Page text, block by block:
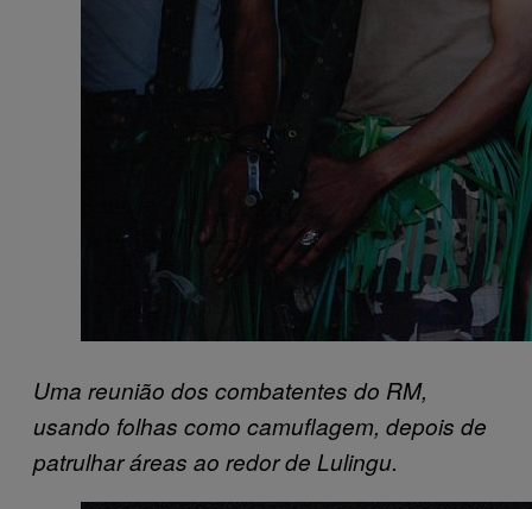
Uma reunião dos combatentes do RM,
usando folhas como camuflagem, depois de
patrulhar áreas ao redor de Lulingu.